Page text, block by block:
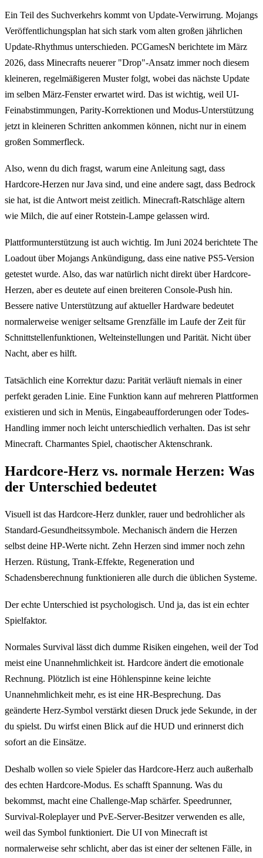
Ein Teil des Suchverkehrs kommt von Update-Verwirrung. Mojangs
Veröffentlichungsplan hat sich stark vom alten großen jährlichen
Update-Rhythmus unterschieden. PCGamesN berichtete im März
2026, dass Minecrafts neuerer "Drop"-Ansatz immer noch diesem
kleineren, regelmäßigeren Muster folgt, wobei das nächste Update
im selben März-Fenster erwartet wird. Das ist wichtig, weil UI-
Feinabstimmungen, Parity-Korrektionen und Modus-Unterstützung
jetzt in kleineren Schritten ankommen können, nicht nur in einem
großen Sommerfleck.
Also, wenn du dich fragst, warum eine Anleitung sagt, dass
Hardcore-Herzen nur Java sind, und eine andere sagt, dass Bedrock
sie hat, ist die Antwort meist zeitlich. Minecraft-Ratschläge altern
wie Milch, die auf einer Rotstein-Lampe gelassen wird.
Plattformunterstützung ist auch wichtig. Im Juni 2024 berichtete The
Loadout über Mojangs Ankündigung, dass eine native PS5-Version
getestet wurde. Also, das war natürlich nicht direkt über Hardcore-
Herzen, aber es deutete auf einen breiteren Console-Push hin.
Bessere native Unterstützung auf aktueller Hardware bedeutet
normalerweise weniger seltsame Grenzfälle im Laufe der Zeit für
Schnittstellenfunktionen, Welteinstellungen und Parität. Nicht über
Nacht, aber es hilft.
Tatsächlich eine Korrektur dazu: Parität verläuft niemals in einer
perfekt geraden Linie. Eine Funktion kann auf mehreren Plattformen
existieren und sich in Menüs, Eingabeaufforderungen oder Todes-
Handling immer noch leicht unterschiedlich verhalten. Das ist sehr
Minecraft. Charmantes Spiel, chaotischer Aktenschrank.
Hardcore-Herz vs. normale Herzen: Was
der Unterschied bedeutet
Visuell ist das Hardcore-Herz dunkler, rauer und bedrohlicher als
Standard-Gesundheitssymbole. Mechanisch ändern die Herzen
selbst deine HP-Werte nicht. Zehn Herzen sind immer noch zehn
Herzen. Rüstung, Trank-Effekte, Regeneration und
Schadensberechnung funktionieren alle durch die üblichen Systeme.
Der echte Unterschied ist psychologisch. Und ja, das ist ein echter
Spielfaktor.
Normales Survival lässt dich dumme Risiken eingehen, weil der Tod
meist eine Unannehmlichkeit ist. Hardcore ändert die emotionale
Rechnung. Plötzlich ist eine Höhlenspinne keine leichte
Unannehmlichkeit mehr, es ist eine HR-Besprechung. Das
geänderte Herz-Symbol verstärkt diesen Druck jede Sekunde, in der
du spielst. Du wirfst einen Blick auf die HUD und erinnerst dich
sofort an die Einsätze.
Deshalb wollen so viele Spieler das Hardcore-Herz auch außerhalb
des echten Hardcore-Modus. Es schafft Spannung. Was du
bekommst, macht eine Challenge-Map schärfer. Speedrunner,
Survival-Roleplayer und PvE-Server-Besitzer verwenden es alle,
weil das Symbol funktioniert. Die UI von Minecraft ist
normalerweise sehr schlicht, aber das ist einer der seltenen Fälle, in